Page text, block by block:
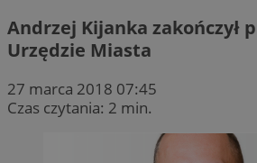
Andrzej Kijanka zakończył
Urzędzie Miasta
27 marca 2018 07:45
Czas czytania: 2 min.